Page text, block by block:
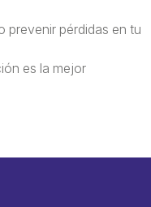
prevenir pérdidas en tu
es la mejor